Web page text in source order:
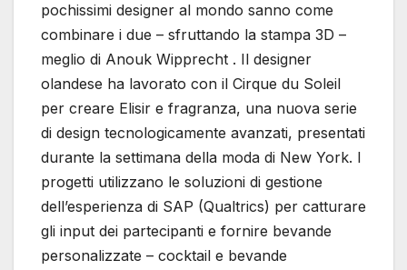
pochissimi designer al mondo sanno come
combinare i due – sfruttando la stampa 3D –
meglio di Anouk Wipprecht . Il designer
olandese ha lavorato con il Cirque du Soleil
per creare Elisir e fragranza, una nuova serie
di design tecnologicamente avanzati, presentati
durante la settimana della moda di New York. I
progetti utilizzano le soluzioni di gestione
dell’esperienza di SAP (Qualtrics) per catturare
gli input dei partecipanti e fornire bevande
personalizzate – cocktail e bevande